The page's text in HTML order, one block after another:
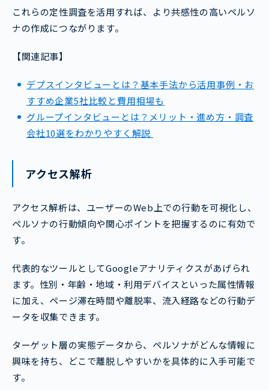
これらの定性調査を活用すれば、より共感性の高いペルソ
ナの作成につながります。
【関連記事】
デプスインタビューとは？基本手法から活用事例・お
すすめ企業5社比較と費用相場も
グループインタビューとは？メリット・進め方・調査
会社10選をわかりやすく解説
アクセス解析
アクセス解析は、ユーザーのWeb上での行動を可視化し、
ペルソナの行動傾向や関心ポイントを把握するのに有効で
す。
代表的なツールとしてGoogleアナリティクスがあげられ
ます。性別・年齢・地域・利用デバイスといった属性情報
に加え、ページ滞在時間や離脱率、流入経路などの行動デ
ータを収集できます。
ターゲット層の実態データから、ペルソナがどんな情報に
興味を持ち、どこで離脱しやすいかを具体的に入手可能で
す。